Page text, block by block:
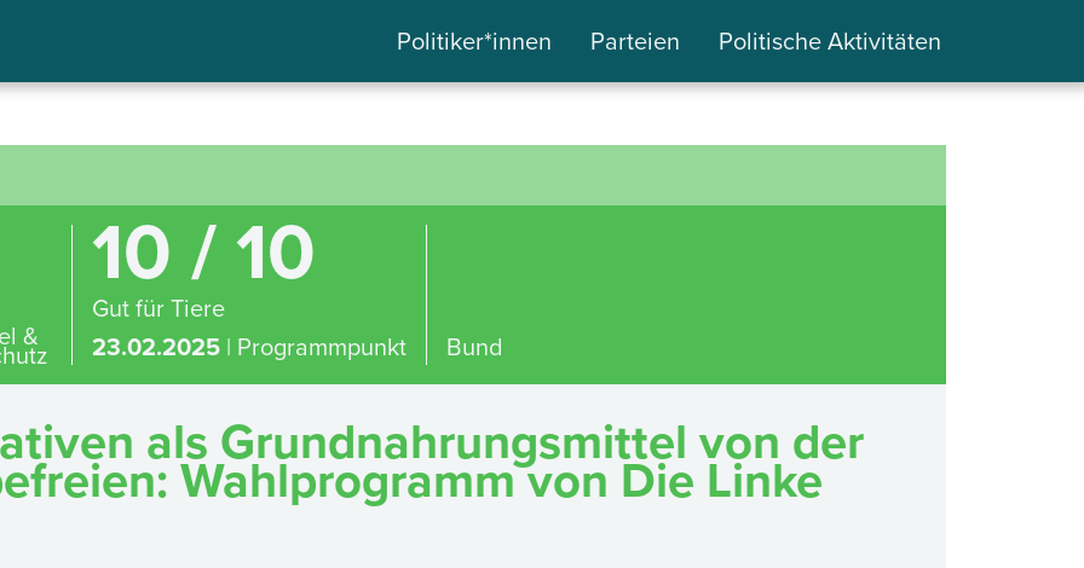
Politiker*innen Parteien Politische Aktivitäten
&
10 / 10
Gut für Tiere
23.02.2025 | Programmpunkt Bund
als Grundnahrungsmittel von der
Wahlprogramm von Die Linke